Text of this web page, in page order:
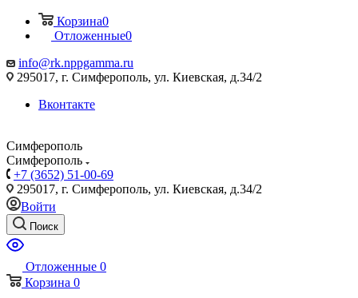
Корзина0
Отложенные0
info@rk.nppgamma.ru
295017, г. Симферополь, ул. Киевская, д.34/2
Вконтакте
Симферополь
Симферополь
+7 (3652) 51-00-69
295017, г. Симферополь, ул. Киевская, д.34/2
Войти
Поиск
Отложенные 0
Корзина 0